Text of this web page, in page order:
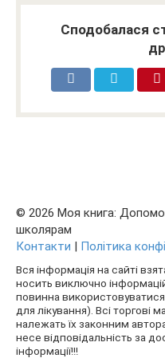
Сподобалася
© 2026 Моя книга:
школярам
Контакти | Політика
Вся інформація на сайті
носить виключно
повинна
для лікування). Всі торгові
належать їх законним
несе відповідальність за
інформації!!!